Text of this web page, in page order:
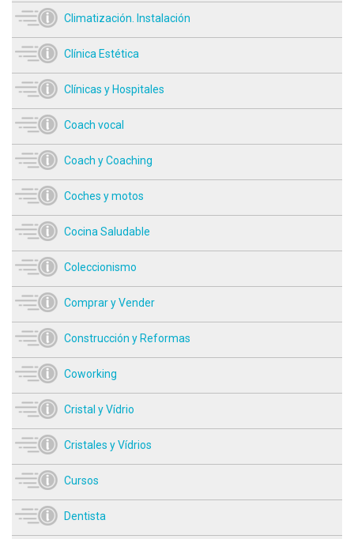
Climatización. Instalación
Clínica Estética
Clínicas y Hospitales
Coach vocal
Coach y Coaching
Coches y motos
Cocina Saludable
Coleccionismo
Comprar y Vender
Construcción y Reformas
Coworking
Cristal y Vídrio
Cristales y Vídrios
Cursos
Dentista